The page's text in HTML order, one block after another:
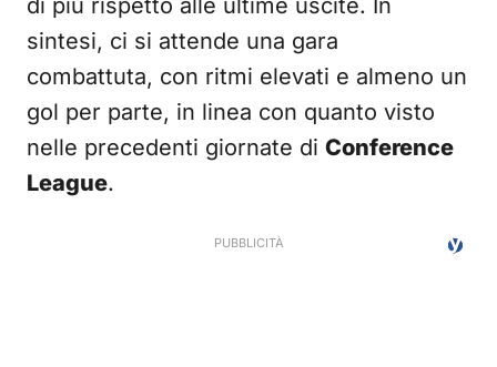
di più rispetto alle ultime uscite. In
sintesi, ci si attende una gara
combattuta, con ritmi elevati e almeno un
gol per parte, in linea con quanto visto
nelle precedenti giornate di Conference
League.